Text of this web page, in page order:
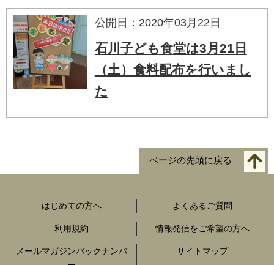
公開日：2020年03月22日
石川子ども食堂は3月21日
（土）食料配布を行いまし
た
ページの先頭に戻る
はじめての方へ よくあるご質問
利用規約 情報発信をご希望の方へ
メールマガジンバックナンバ
サイトマップ